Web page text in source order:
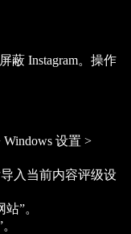
蔽 Instagram。操作
设置 >
入当前内容评级设
”。